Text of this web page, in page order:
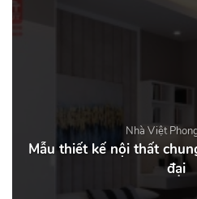
Nhà Việt
Mẫu thiết kế nội thất
đại